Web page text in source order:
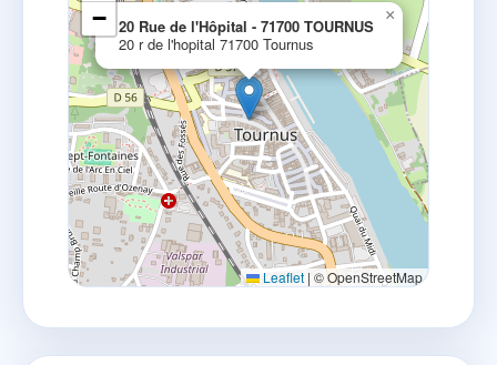
20 Rue de l'Hôpital - 71700 TOURNUS
20 r de l'hopital 71700 Tournus
×
−
Leaflet | © OpenStreetMap